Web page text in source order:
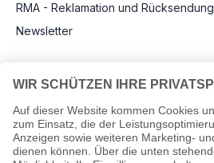
RMA - Reklamation und Rücksendung
Newsletter
Rechtliche Angaben
Impressum
AGB